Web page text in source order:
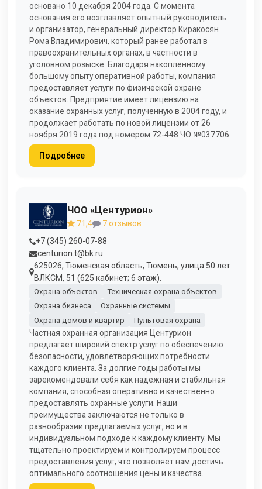
основано 10 декабря 2004 года. С момента
основания его возглавляет опытный руководитель
и организатор, генеральный директор Киракосян
Рома Владимирович, который ранее работал в
правоохранительных органах, в частности в
уголовном розыске. Благодаря накопленному
большому опыту оперативной работы, компания
предоставляет услуги по физической охране
объектов. Предприятие имеет лицензию на
оказание охранных услуг, полученную в 2004 году, и
продолжает работать по новой лицензии от 26
ноября 2019 года под номером 72-448 ЧО №037706.
Подробнее
ЧОО «Центурион»
71,4
7 отзывов
+7 (345) 260-07-88
centurion.t@bk.ru
625026, Тюменская область, Тюмень, улица 50 лет
ВЛКСМ, 51 (625 кабинет; 6 этаж).
Охрана объектов
Техническая охрана объектов
Охрана бизнеса
Охранные системы
Охрана домов и квартир
Пультовая охрана
Частная охранная организация Центурион
предлагает широкий спектр услуг по обеспечению
безопасности, удовлетворяющих потребности
каждого клиента. За долгие годы работы мы
зарекомендовали себя как надежная и стабильная
компания, способная оперативно и качественно
предоставлять охранные услуги. Наши
преимущества заключаются не только в
разнообразии предлагаемых услуг, но и в
индивидуальном подходе к каждому клиенту. Мы
тщательно проектируем и контролируем процесс
предоставления услуг, что позволяет нам достичь
оптимального соотношения цены и качества.